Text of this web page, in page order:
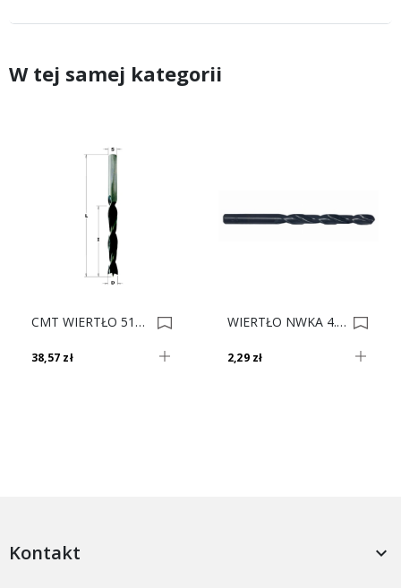
W tej samej kategorii
CMT WIERTŁO 517.160.31 NP HS D16 I100 L160 S10 RH 0021425
38,57 zł
WIERTŁO NWKA 4.5 SARIUS 0002021
2,29 zł
Kontakt 